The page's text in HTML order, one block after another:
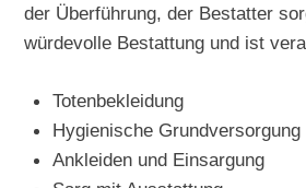
der Überführung, der Bestatter
würdevolle Bestattung und ist
Totenbekleidung
Hygienische Grundversorgung
Ankleiden und Einsargung